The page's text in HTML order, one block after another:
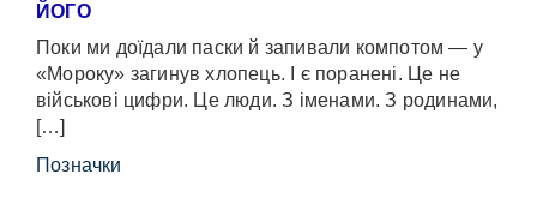
ЙОГО
Поки ми доїдали паски й запивали компотом — у
«Мороку» загинув хлопець. І є поранені. Це не
військові цифри. Це люди. З іменами. З родинами,
[…]
Позначки